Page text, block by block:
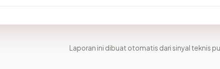
Laporan ini dibuat otomatis dari sinyal teknis